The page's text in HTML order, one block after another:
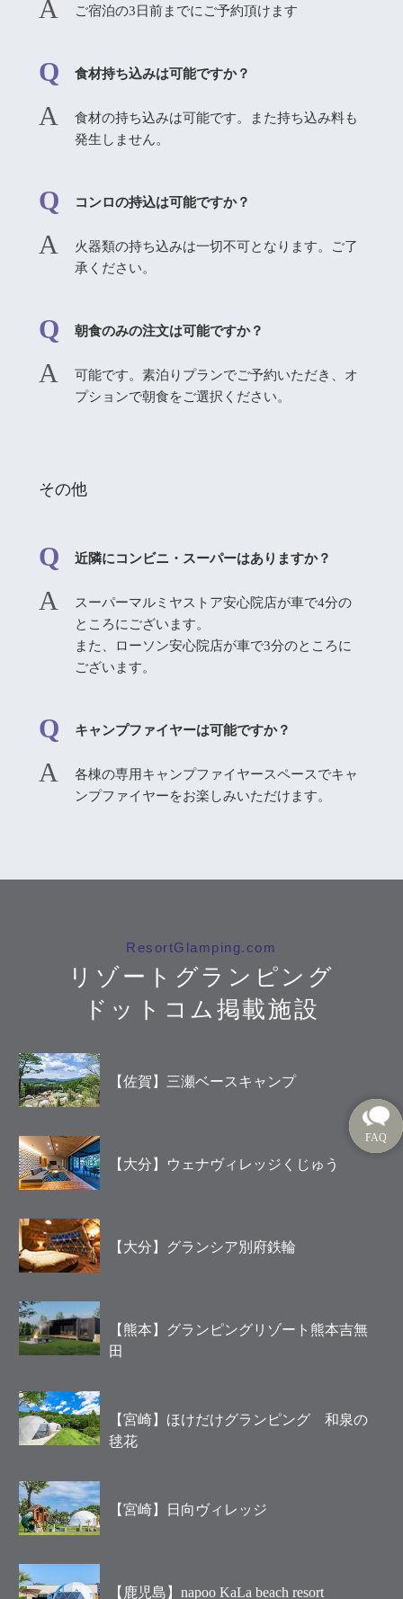
ご宿泊の3日前までにご予約頂けます
食材持ち込みは可能ですか？
食材の持ち込みは可能です。また持ち込み料も
発生しません。
コンロの持込は可能ですか？
火器類の持ち込みは一切不可となります。ご了
承ください。
朝食のみの注文は可能ですか？
可能です。素泊りプランでご予約いただき、オ
プションで朝食をご選択ください。
その他
近隣にコンビニ・スーパーはありますか？
スーパーマルミヤストア安心院店が車で4分の
ところにございます。
また、ローソン安心院店が車で3分のところに
ございます。
キャンプファイヤーは可能ですか？
各棟の専用キャンプファイヤースペースでキャ
ンプファイヤーをお楽しみいただけます。
ResortGlamping.com
リゾートグランピング
ドットコム掲載施設
【佐賀】三瀬ベースキャンプ
【大分】ウェナヴィレッジくじゅう
【大分】グランシア別府鉄輪
【熊本】グランピングリゾート熊本吉無
田
【宮崎】ほけだけグランピング 和泉の
毬花
【宮崎】日向ヴィレッジ
【鹿児島】napoo KaLa beach resort